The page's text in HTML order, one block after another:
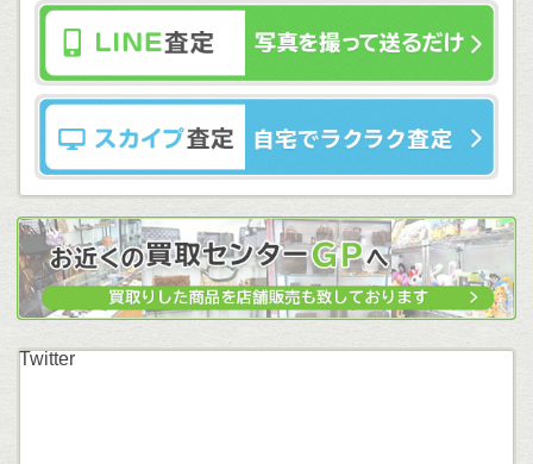
Twitter